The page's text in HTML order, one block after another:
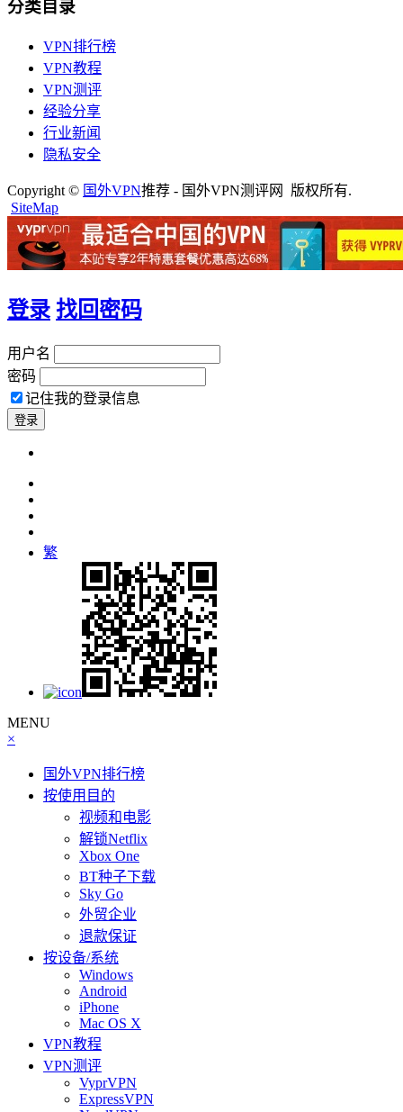
分类目录
VPN排行榜
VPN教程
VPN测评
经验分享
行业新闻
隐私安全
Copyright © 国外VPN推荐 - 国外VPN测评网 版权所有.
SiteMap
登录 找回密码
用户名
密码
记住我的登录信息
繁
MENU
×
国外VPN排行榜
按使用目的
视频和电影
解锁Netflix
Xbox One
BT种子下载
Sky Go
外贸企业
退款保证
按设备/系统
Windows
Android
iPhone
Mac OS X
VPN教程
VPN测评
VyprVPN
ExpressVPN